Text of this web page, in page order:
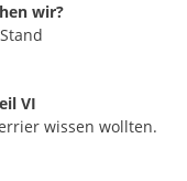
wir?
VI
wissen wollten.